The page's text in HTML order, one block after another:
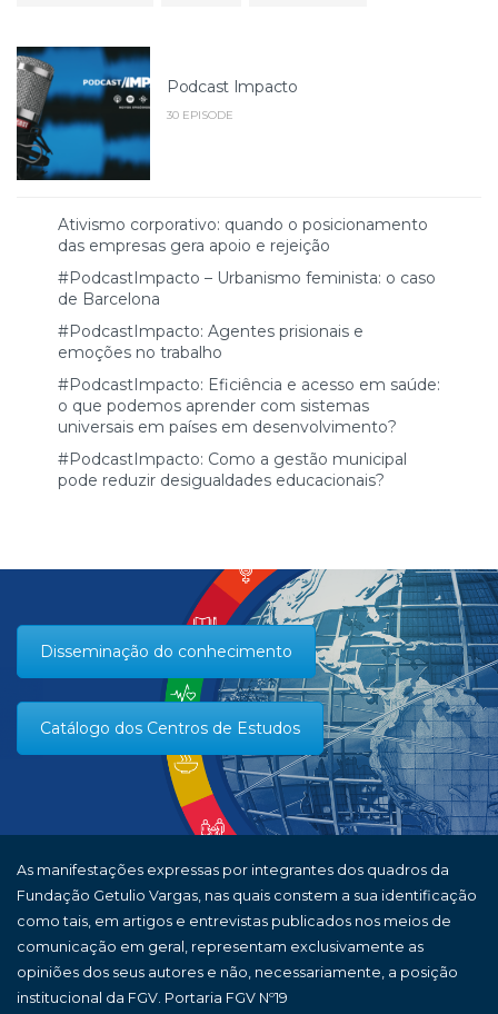
Podcast Impacto
30 EPISODE
Ativismo corporativo: quando o posicionamento
das empresas gera apoio e rejeição
#PodcastImpacto – Urbanismo feminista: o caso
de Barcelona
#PodcastImpacto: Agentes prisionais e
emoções no trabalho
#PodcastImpacto: Eficiência e acesso em saúde:
o que podemos aprender com sistemas
universais em países em desenvolvimento?
#PodcastImpacto: Como a gestão municipal
pode reduzir desigualdades educacionais?
Disseminação do conhecimento
Catálogo dos Centros de Estudos
As manifestações expressas por integrantes dos quadros da
Fundação Getulio Vargas, nas quais constem a sua identificação
como tais, em artigos e entrevistas publicados nos meios de
comunicação em geral, representam exclusivamente as
opiniões dos seus autores e não, necessariamente, a posição
institucional da FGV. Portaria FGV Nº19